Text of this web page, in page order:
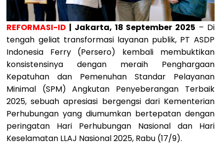
REFORMASI-ID | Jakarta, 18 September 2025 – Di
tengah geliat transformasi layanan publik, PT ASDP
Indonesia Ferry (Persero) kembali membuktikan
konsistensinya dengan meraih Penghargaan
Kepatuhan dan Pemenuhan Standar Pelayanan
Minimal (SPM) Angkutan Penyeberangan Terbaik
2025, sebuah apresiasi bergengsi dari Kementerian
Perhubungan yang diumumkan bertepatan dengan
peringatan Hari Perhubungan Nasional dan Hari
Keselamatan LLAJ Nasional 2025, Rabu (17/9).